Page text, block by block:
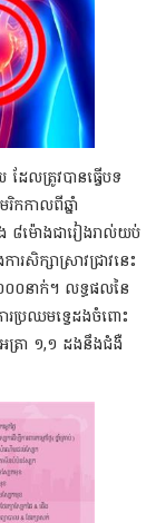
ដែលត្រូវបានធ្វើបទ
កកាលពីឆ្នាំ
៨ម៉ោងជារៀងរាល់យប់
សិក្សាស្រាវជ្រាវនេះ
០០០នាក់។ លទ្ធផលនៃ
រប្រឈមទ្វេដងចំពោះ
ត្រា ១,១ ដងនឹងជំងឺ